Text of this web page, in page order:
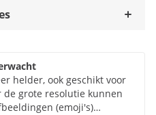
helder, ook geschikt voor
de grote resolutie kunnen
(emoji's)